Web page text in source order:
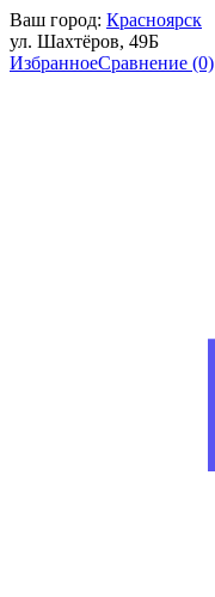
Ваш город: Красноярск
ул. Шахтёров, 49Б
ИзбранноеСравнение (0)